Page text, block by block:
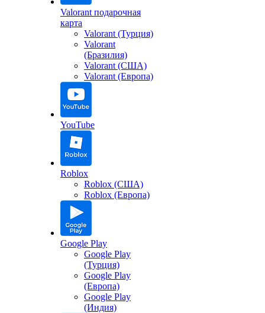
Valorant подарочная
карта
Valorant (Турция)
Valorant
(Бразилия)
Valorant (США)
Valorant (Европа)
YouTube
Roblox
Roblox (США)
Roblox (Европа)
Google Play
Google Play
(Турция)
Google Play
(Европа)
Google Play
(Индия)